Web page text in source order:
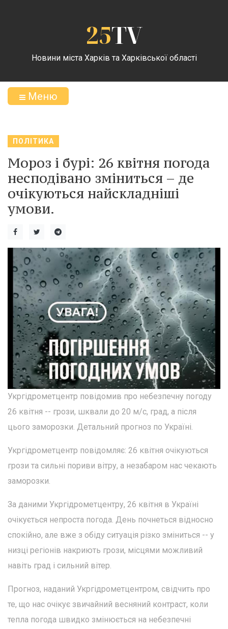
25TV
Новини міста Харків та Харківської області
Меню
ПОЛІТИКА
Мороз і бурі: 26 квітня погода
несподівано зміниться – де
очікуються найскладніші
умови.
Укргідрометцентр повідомив про небезпечну погоду
26 квітня -- грози, шквали до 20 м/с, град, а після
цього заморозки. Детальний прогноз по Україні.
Укргідрометцентр повідомляє: 26 квітня очікуються
грози та сильні пориви вітру, а незабаром нас чекають
заморозки.
За даними Укргідрометцентру, 26 квітня в Україні
очікується непроста погода. День почнеться відносно
спокійно, але вже з обіду ситуація різко зміниться -- у
низці регіонів накриють грози, місцями можливий
навіть град і сильний вітер.
Прогноз, наданий Укргідрометцентром, свідчить про
те, що нас очікує звичайний весняний контраст, коли
тепла погода швидко змінюється на небезпечні